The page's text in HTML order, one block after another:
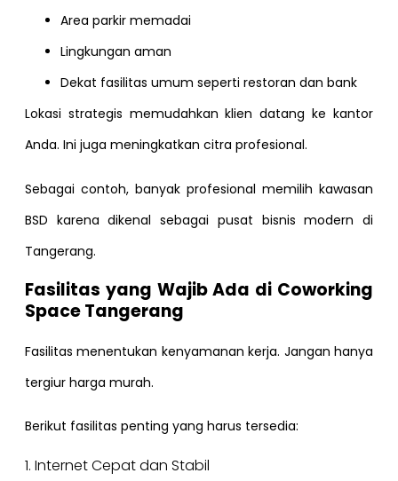
Area parkir memadai
Lingkungan aman
Dekat fasilitas umum seperti restoran dan bank
Lokasi strategis memudahkan klien datang ke kantor
Anda. Ini juga meningkatkan citra profesional.
Sebagai contoh, banyak profesional memilih kawasan
BSD karena dikenal sebagai pusat bisnis modern di
Tangerang.
Fasilitas yang Wajib Ada di Coworking
Space Tangerang
Fasilitas menentukan kenyamanan kerja. Jangan hanya
tergiur harga murah.
Berikut fasilitas penting yang harus tersedia:
1. Internet Cepat dan Stabil